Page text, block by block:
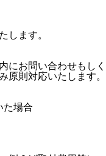
します。
にお問い合わせもしく
原則対応いたします。
た場合